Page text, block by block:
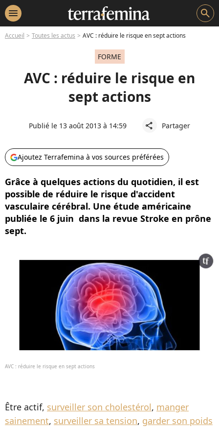
menu search
Accueil Toutes les actus AVC : réduire le risque en sept actions
FORME
AVC : réduire le risque en
sept actions
Publié le 13 août 2013 à 14:59 share Partager
Ajoutez Terrafemina à vos sources préférées
Grâce à quelques actions du quotidien, il est
possible de réduire le risque d'accident
vasculaire cérébral. Une étude américaine
publiée le 6 juin dans la revue Stroke en prône
sept.
AVC : réduire le risque en sept actions
Être actif, surveiller son cholestérol, manger
sainement, surveiller sa tension, garder son poids